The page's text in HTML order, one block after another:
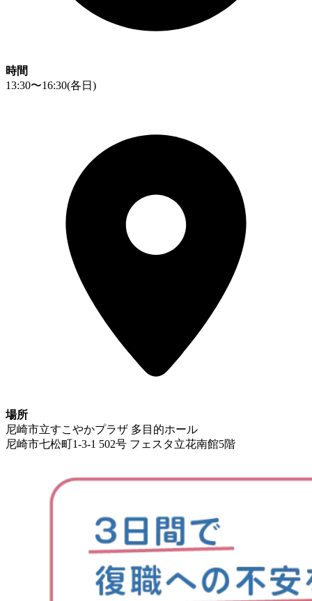
時間
13:30〜16:30(各日)
場所
尼崎市立すこやかプラザ 多目的ホール
尼崎市七松町1-3-1 502号 フェスタ立花南館5階